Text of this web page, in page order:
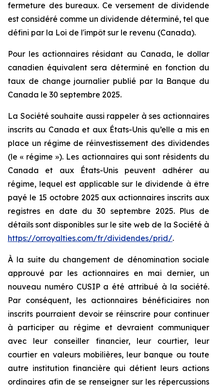
fermeture des bureaux. Ce versement de dividende
est considéré comme un dividende déterminé, tel que
défini par la Loi de l'impôt sur le revenu (Canada).
Pour les actionnaires résidant au Canada, le dollar
canadien équivalent sera déterminé en fonction du
taux de change journalier publié par la Banque du
Canada le 30 septembre 2025.
La Société souhaite aussi rappeler à ses actionnaires
inscrits au Canada et aux États-Unis qu’elle a mis en
place un régime de réinvestissement des dividendes
(le « régime »). Les actionnaires qui sont résidents du
Canada et aux États-Unis peuvent adhérer au
régime, lequel est applicable sur le dividende à être
payé le 15 octobre 2025 aux actionnaires inscrits aux
registres en date du 30 septembre 2025. Plus de
détails sont disponibles sur le site web de la Société à
https://orroyalties.com/fr/dividendes/prid/.
À la suite du changement de dénomination sociale
approuvé par les actionnaires en mai dernier, un
nouveau numéro CUSIP a été attribué à la société.
Par conséquent, les actionnaires bénéficiaires non
inscrits pourraient devoir se réinscrire pour continuer
à participer au régime et devraient communiquer
avec leur conseiller financier, leur courtier, leur
courtier en valeurs mobilières, leur banque ou toute
autre institution financière qui détient leurs actions
ordinaires afin de se renseigner sur les répercussions